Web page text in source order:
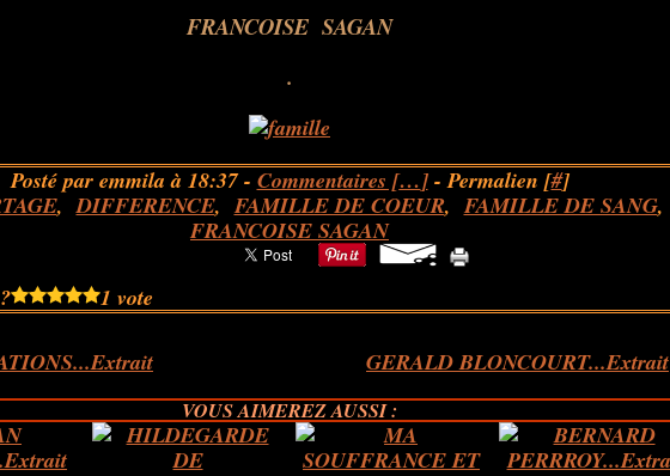
FRANCOISE SAGAN
.
Posté par emmila à 18:37 - Commentaires […]- Permalien [#]
,DIFFERENCE, FAMILLE DE COEUR, FAMILLE DE SANG,
FRANCOISE SAGAN
1 vote
GERALD BLONCOURT...Extrait
VOUS AIMEREZ AUSSI :